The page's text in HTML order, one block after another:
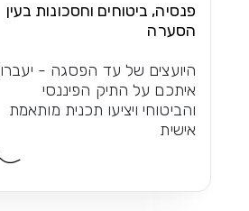
פנסיה, ביטוחים וחסכונות בעין
הסערה
היועצים של עד הפסגה - יעברו
איתכם על התיק הפיננסי
והביטוחי ויציעו תכנית מותאמת
אישית